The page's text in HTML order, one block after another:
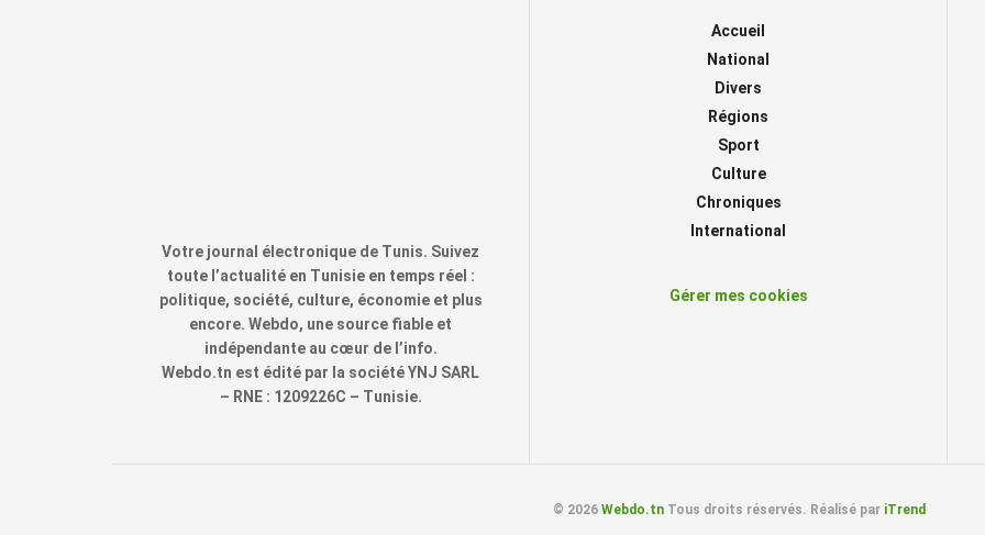
Votre journal électronique de Tunis. Suivez
toute l’actualité en Tunisie en temps réel :
politique, société, culture, économie et plus
encore. Webdo, une source fiable et
indépendante au cœur de l’info.
Webdo.tn est édité par la société YNJ SARL
– RNE : 1209226C – Tunisie.
Accueil
National
Divers
Régions
Sport
Culture
Chroniques
International
Gérer mes cookies
© 2026 Webdo.tnTous droits réservés. Réalisé par iTrend